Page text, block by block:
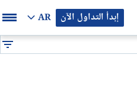
إبدأ التداول الآن AR